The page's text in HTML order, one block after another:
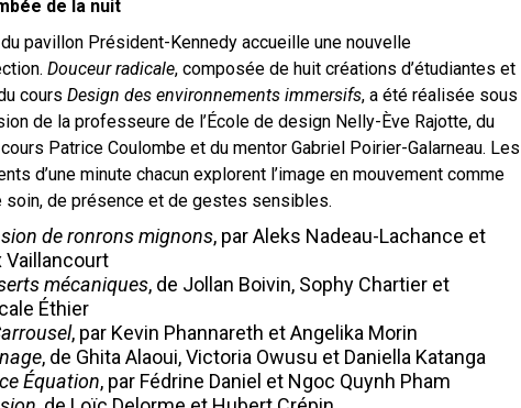
de la nuit
pavillon Président-Kennedy accueille une nouvelle
Douceur radicale, composée de huit créations d’étudiantes et
cours Design des environnements immersifs, a été réalisée sous
de la professeure de l’École de design Nelly-Ève Rajotte, du
Patrice Coulombe et du mentor Gabriel Poirier-Galarneau. Les
d’une minute chacun explorent l’image en mouvement comme
soin, de présence et de gestes sensibles.
de ronrons mignons, par Aleks Nadeau-Lachance et
Vaillancourt
mécaniques, de Jollan Boivin, Sophy Chartier et
Éthier
, par Kevin Phannareth et Angelika Morin
, de Ghita Alaoui, Victoria Owusu et Daniella Katanga
Équation, par Fédrine Daniel et Ngoc Quynh Pham